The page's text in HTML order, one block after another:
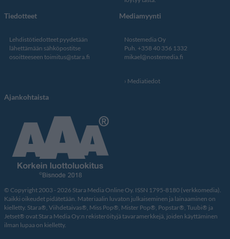
Tiedotteet
Lehdistötiedotteet pyydetään
lähettämään sähköpostitse
osoitteeseen toimitus@stara.fi
Mediamyynti
Nostemedia Oy
Puh. +358 40 356 1332
mikael@nostemedia.fi
Mediatiedot
Ajankohtaista
© Copyright 2003 - 2026 Stara Media Online Oy. ISSN 1795-8180 (verkkomedia).
Kaikki oikeudet pidätetään. Materiaalin luvaton julkaiseminen ja lainaaminen on
kielletty. Stara®, Viihdetaivas®, Miss Pop®, Mister Pop®, Popstar®, Tuubi® ja
Jetset® ovat Stara Media Oy:n rekisteröityjä tavaramerkkejä, joiden käyttäminen
ilman lupaa on kielletty.